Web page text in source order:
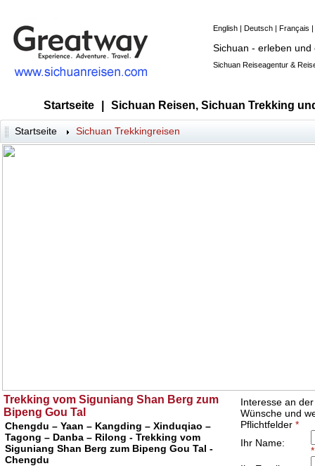
English| Deutsch| Français |
Sichuan - erleben und
Sichuan Reiseagentur &
Startseite Sichuan Reisen, Sichuan Trekking
Startseite Sichuan Trekkingreisen
Trekking vom Siguniang Shan Berg zum
Bipeng Gou Tal
Chengdu – Yaan – Kangding – Xinduqiao –
Tagong – Danba – Rilong - Trekking vom
Siguniang Shan Berg zum Bipeng Gou Tal -
Chengdu